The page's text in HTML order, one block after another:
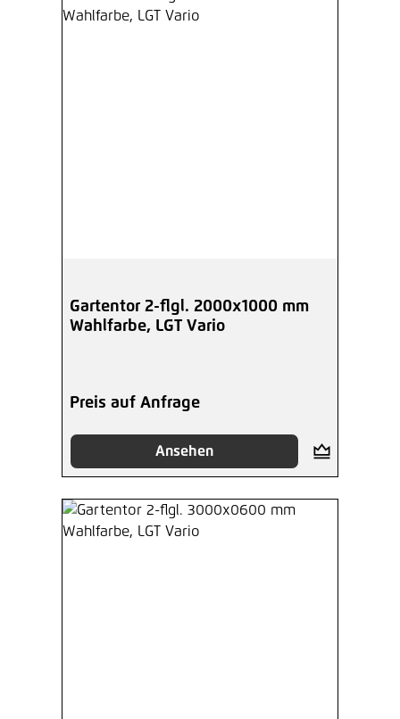
Gartentor 2-flgl. 2000x1000 mm
Wahlfarbe, LGT Vario
Preis auf Anfrage
Ansehen